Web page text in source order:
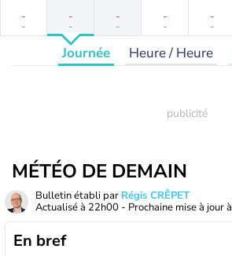
-
-
-
-
-
-
-
-
-
-
Journée Heure / Heure
MÉTÉO DE DEMAIN
Bulletin établi par Régis CRÊPET
Actualisé à 22h00 - Prochaine mise à jour à
En bref